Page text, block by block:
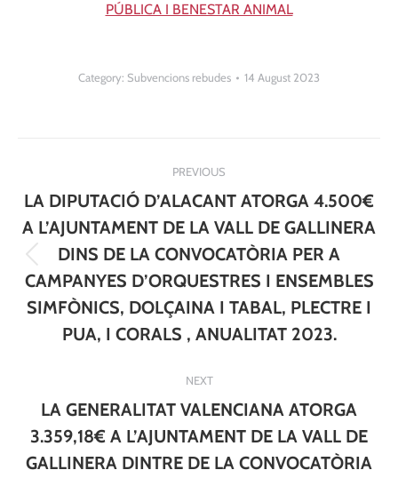
PÚBLICA I BENESTAR ANIMAL
Category: Subvencions rebudes 14 August 2023
navigation
PREVIOUS
Previous
post:
LA DIPUTACIÓ D’ALACANT ATORGA 4.500€
A L’AJUNTAMENT DE LA VALL DE GALLINERA
DINS DE LA CONVOCATÒRIA PER A
CAMPANYES D’ORQUESTRES I ENSEMBLES
SIMFÒNICS, DOLÇAINA I TABAL, PLECTRE I
PUA, I CORALS , ANUALITAT 2023.
NEXT
LA GENERALITAT VALENCIANA ATORGA
3.359,18€ A L’AJUNTAMENT DE LA VALL DE
GALLINERA DINTRE DE LA CONVOCATÒRIA